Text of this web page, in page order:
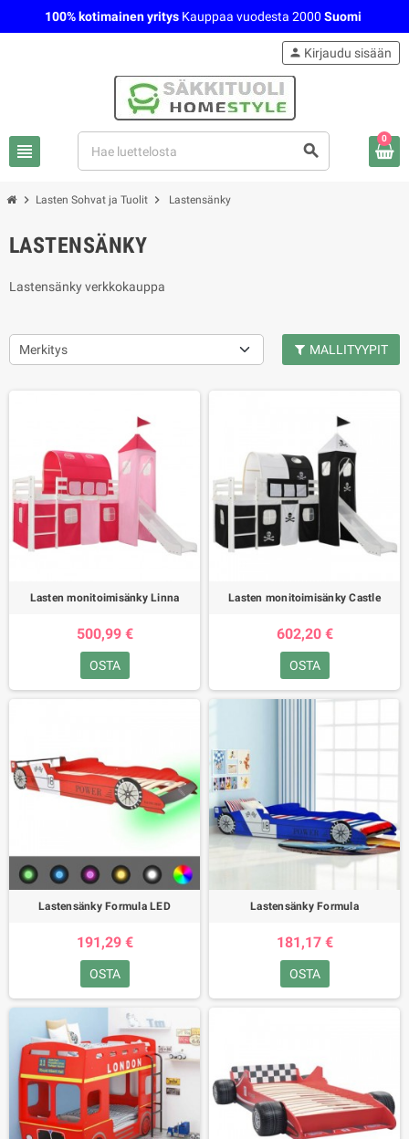
100% kotimainen yritys Kauppaa vuodesta 2000 Suomi
view_headline search
person Kirjaudu sisään
0
chevron_right Lasten Sohvat ja Tuolit chevron_right Lastensänky
LASTENSÄNKY
Lastensänky verkkokauppa
Merkitys MALLITYYPIT
Lasten monitoimisänky Linna
500,99 €
OSTA
Lasten monitoimisänky Castle
602,20 €
OSTA
Lastensänky Formula LED
191,29 €
OSTA
Lastensänky Formula
181,17 €
OSTA